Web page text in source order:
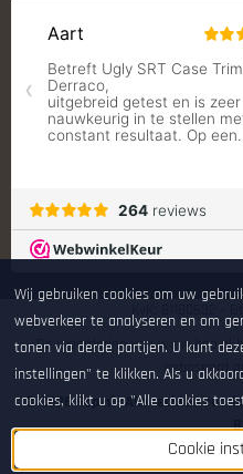
S.T. Dupont
Shooters Global
Shooting Technology -
SleipnerX Bipods
SuperTrickler
Tier One Bipods
True Flite
Ugly Reloading - Derraco
Vortex Optics
KvK: 81180632 -
De waardering van www.hop.nl
gebaseerd
© 2026 Hop.nl - Alle rechten
Wij gebruiken cookies om uw
webverkeer te analyseren en om
tonen via derde partijen. U kunt
instellingen" te klikken. Als u
cookies, klikt u op "Alle cookies
Cookie